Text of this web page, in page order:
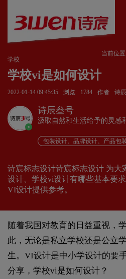
当前位置
学校
学校vi是如何设计
2022-01-14 09:45:35 浏览 1784 作者 诗
v
诗辰叁号
汲取自然和生活给予的灵感
包装设计、品牌设计、产品包
诗宸标志设计诗宸标志设计 为大
设计、学校vi设计有哪些基本要
VI设计提供参考。
随着我国对教育的日益重视，
此，无论是私立学校还是公立
生。VI设计是中小学设计的要
分享，学校vi是如何设计？